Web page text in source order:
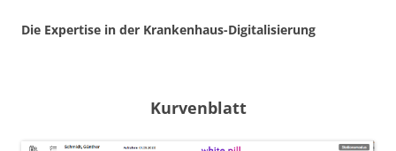
Die Expertise in der Krankenhaus-Digitalisierung
Kurvenblatt